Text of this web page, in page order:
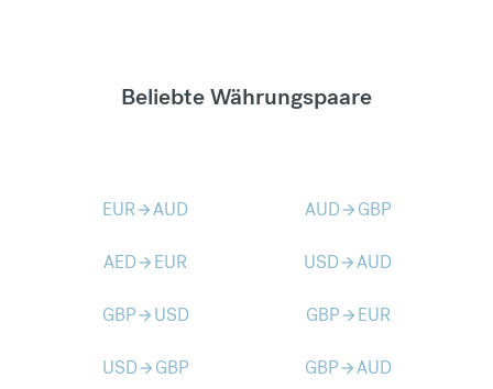
Beliebte Währungspaare
EURarrow_forwardAUD AUDarrow_forward GBP
AEDarrow_forward EUR USDarrow_forwardAUD
GBParrow_forward USD GBParrow_forward EUR
USDarrow_forward GBP GBParrow_forwardAUD